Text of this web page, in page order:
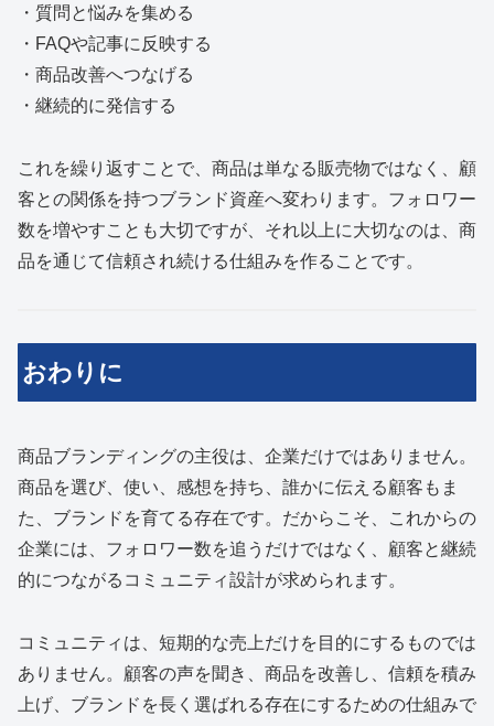
・質問と悩みを集める
・FAQや記事に反映する
・商品改善へつなげる
・継続的に発信する
これを繰り返すことで、商品は単なる販売物ではなく、顧
客との関係を持つブランド資産へ変わります。フォロワー
数を増やすことも大切ですが、それ以上に大切なのは、商
品を通じて信頼され続ける仕組みを作ることです。
おわりに
商品ブランディングの主役は、企業だけではありません。
商品を選び、使い、感想を持ち、誰かに伝える顧客もま
た、ブランドを育てる存在です。だからこそ、これからの
企業には、フォロワー数を追うだけではなく、顧客と継続
的につながるコミュニティ設計が求められます。
コミュニティは、短期的な売上だけを目的にするものでは
ありません。顧客の声を聞き、商品を改善し、信頼を積み
上げ、ブランドを長く選ばれる存在にするための仕組みで